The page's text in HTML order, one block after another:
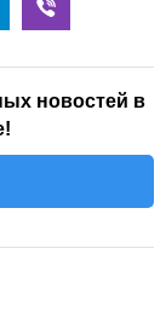
новостей в